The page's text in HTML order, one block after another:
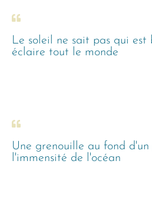
Le soleil ne sait pas qui est
éclaire tout le monde
Une grenouille au fond
l'immensité de l'océan